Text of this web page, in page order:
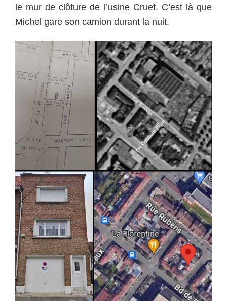
le mur de clôture de l’usine Cruet. C’est là que
Michel gare son camion durant la nuit.